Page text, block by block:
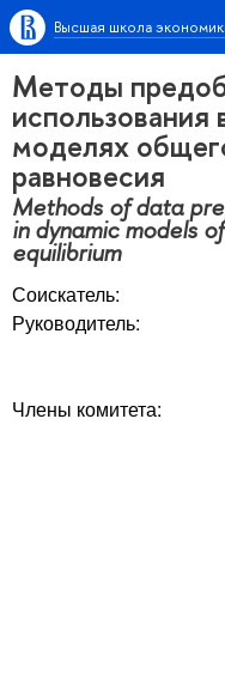
Высшая школа
Методы
моделях
равновесия
Methods of data
in dynamic models
equilibrium
Соискатель:
Руководитель:
Члены комитета: